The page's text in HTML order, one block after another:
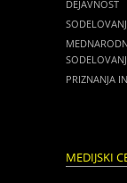
DEJAVNOST
PRIZNANJA
MEDIJSKI